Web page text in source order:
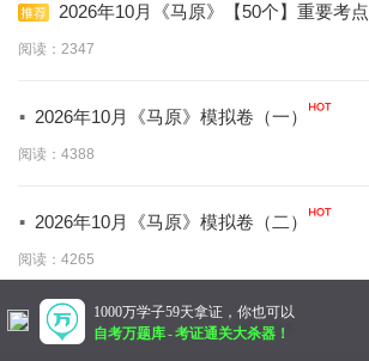
2026年10月《马原》【50个】重要考点
阅读：2347
· 2026年10月《马原》模拟卷（一）
阅读：4388
· 2026年10月《马原》模拟卷（二）
阅读：4265
暂无更多
1000万学子59天拿证，你也可以
自考万题库-考证通关大杀器！